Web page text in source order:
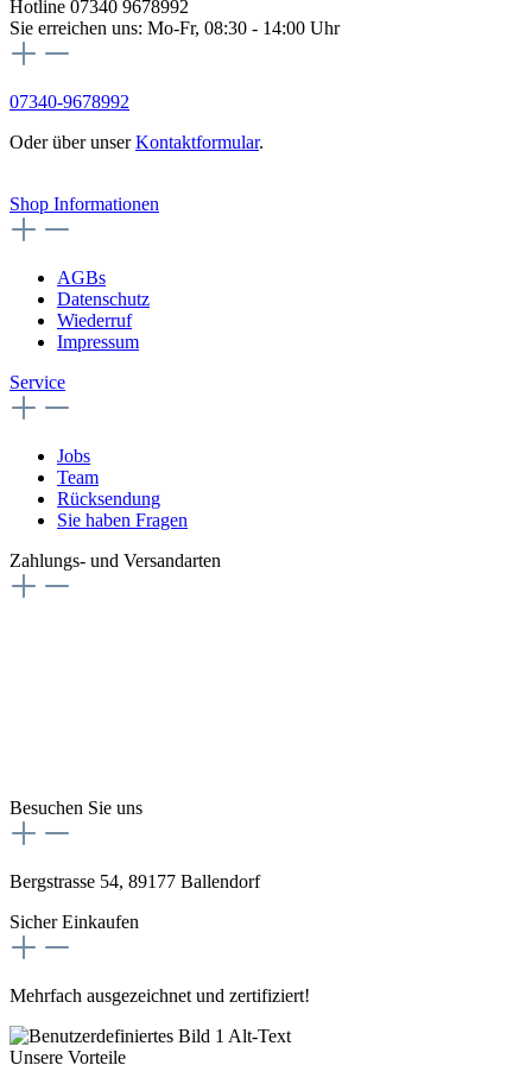
Hotline 07340 9678992
Sie erreichen uns: Mo-Fr, 08:30 - 14:00 Uhr
07340-9678992
Oder über unserKontaktformular.
Shop Informationen
AGBs
Datenschutz
Wiederruf
Impressum
Service
Jobs
Team
Rücksendung
Sie haben Fragen
Zahlungs- und Versandarten
Besuchen Sie uns
Bergstrasse 54, 89177 Ballendorf
Sicher Einkaufen
Mehrfach ausgezeichnet und zertifiziert!
Unsere Vorteile